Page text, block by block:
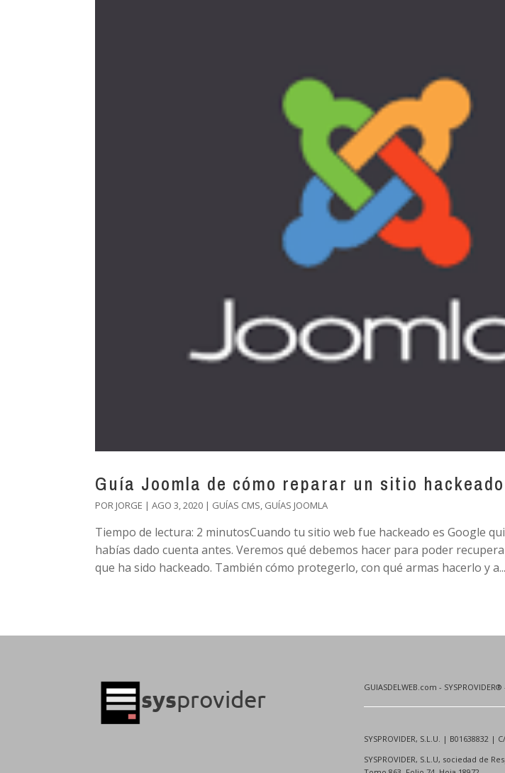
Guía Joomla de cómo reparar un sitio hackeado
POR JORGE |AGO 3, 2020 | GUÍAS CMS GUÍAS JOOMLA
Tiempo de lectura: 2 minutosCuando tu sitio web fue hackeado es Google
habías dado cuenta antes. Veremos qué debemos hacer para poder
que ha sido hackeado. También cómo protegerlo, con qué armas hacerlo y a...
GUIASDELWEB.com - SYSPROVIDER®
SYSPROVIDER, S.L.U. | B01638832 |
SYSPROVIDER, S.L.U, sociedad de